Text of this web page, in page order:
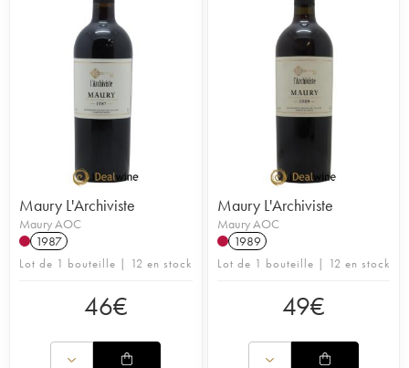
Maury L'Archiviste
Maury AOC
1987
Lot de 1 bouteille | 12 en stock
46€
Maury L'Archiviste
Maury AOC
1989
Lot de 1 bouteille | 12 en stock
49€